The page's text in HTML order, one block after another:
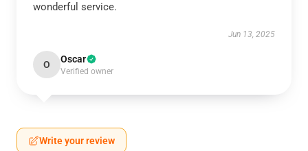
wonderful service.
Jun 13, 2025
O Oscar
Verified owner
Write your review